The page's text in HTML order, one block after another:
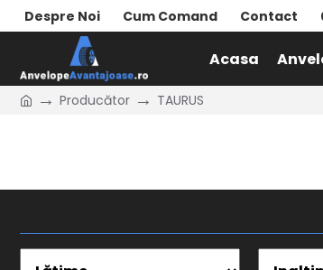
Despre Noi Cum Comand Contact
Acasa
Producător TAURUS